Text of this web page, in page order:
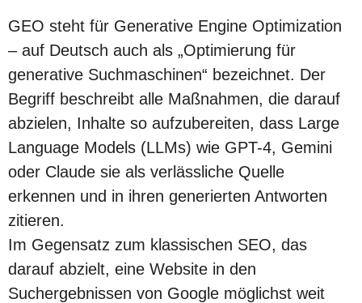
GEO steht für Generative Engine Optimization
– auf Deutsch auch als „Optimierung für
generative Suchmaschinen“ bezeichnet. Der
Begriff beschreibt alle Maßnahmen, die darauf
abzielen, Inhalte so aufzubereiten, dass Large
Language Models (LLMs) wie GPT-4, Gemini
oder Claude sie als verlässliche Quelle
erkennen und in ihren generierten Antworten
zitieren.
Im Gegensatz zum klassischen SEO, das
darauf abzielt, eine Website in den
Suchergebnissen von Google möglichst weit